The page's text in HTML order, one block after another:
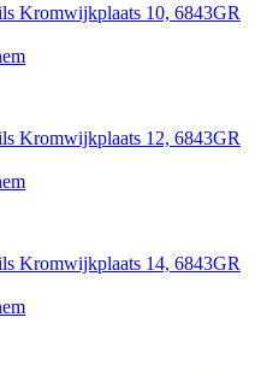
Kromwijkplaats 10, 6843GR
Kromwijkplaats 12, 6843GR
Kromwijkplaats 14, 6843GR